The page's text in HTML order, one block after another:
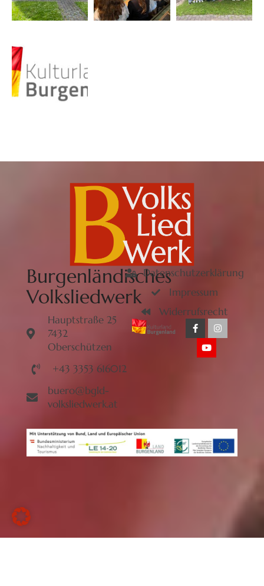
Burgenländisches
Volksliedwerk
Hauptstraße 25
7432
Oberschützen
+43 3353 616012
buero@bgld-
volksliedwerk.at
Datenschutzerklärung
Impressum
Widerrufsrecht